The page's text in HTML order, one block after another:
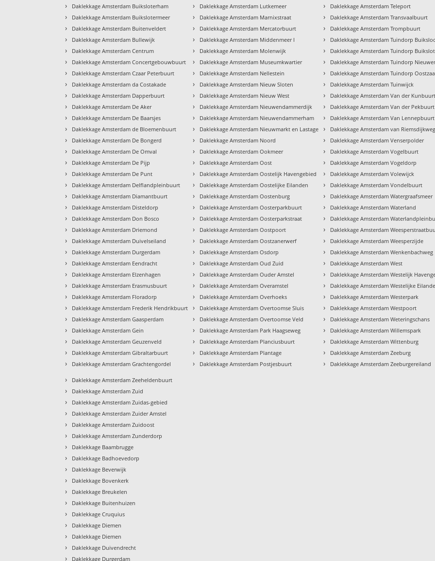
› Daklekkage Amsterdam Buiksloterham
› Daklekkage Amsterdam Buikslotermeer
› Daklekkage Amsterdam Buitenveldert
› Daklekkage Amsterdam Bullewijk
› Daklekkage Amsterdam Centrum
› Daklekkage Amsterdam Concertgebouwbuurt
› Daklekkage Amsterdam Czaar Peterbuurt
› Daklekkage Amsterdam da Costakade
› Daklekkage Amsterdam Dapperbuurt
› Daklekkage Amsterdam De Aker
› Daklekkage Amsterdam De Baarsjes
› Daklekkage Amsterdam de Bloemenbuurt
› Daklekkage Amsterdam De Bongerd
› Daklekkage Amsterdam De Omval
› Daklekkage Amsterdam De Pijp
› Daklekkage Amsterdam De Punt
› Daklekkage Amsterdam Delflandpleinbuurt
› Daklekkage Amsterdam Diamantbuurt
› Daklekkage Amsterdam Disteldorp
› Daklekkage Amsterdam Don Bosco
› Daklekkage Amsterdam Driemond
› Daklekkage Amsterdam Duivelseiland
› Daklekkage Amsterdam Durgerdam
› Daklekkage Amsterdam Eendracht
› Daklekkage Amsterdam Elzenhagen
› Daklekkage Amsterdam Erasmusbuurt
› Daklekkage Amsterdam Floradorp
› Daklekkage Amsterdam Frederik Hendrikbuurt
› Daklekkage Amsterdam Gaasperdam
› Daklekkage Amsterdam Gein
› Daklekkage Amsterdam Geuzenveld
› Daklekkage Amsterdam Gibraltarbuurt
› Daklekkage Amsterdam Grachtengordel
› Daklekkage Amsterdam Lutkemeer
› Daklekkage Amsterdam Marnixstraat
› Daklekkage Amsterdam Mercatorbuurt
› Daklekkage Amsterdam Middenmeer I
› Daklekkage Amsterdam Molenwijk
› Daklekkage Amsterdam Museumkwartier
› Daklekkage Amsterdam Nellestein
› Daklekkage Amsterdam Nieuw Sloten
› Daklekkage Amsterdam Nieuw West
› Daklekkage Amsterdam Nieuwendammerdijk
› Daklekkage Amsterdam Nieuwendammerham
› Daklekkage Amsterdam Nieuwmarkt en Lastage
› Daklekkage Amsterdam Noord
› Daklekkage Amsterdam Ookmeer
› Daklekkage Amsterdam Oost
› Daklekkage Amsterdam Oostelijk Havengebied
› Daklekkage Amsterdam Oostelijke Eilanden
› Daklekkage Amsterdam Oostenburg
› Daklekkage Amsterdam Oosterparkbuurt
› Daklekkage Amsterdam Oosterparkstraat
› Daklekkage Amsterdam Oostpoort
› Daklekkage Amsterdam Oostzanerwerf
› Daklekkage Amsterdam Osdorp
› Daklekkage Amsterdam Oud Zuid
› Daklekkage Amsterdam Ouder Amstel
› Daklekkage Amsterdam Overamstel
› Daklekkage Amsterdam Overhoeks
› Daklekkage Amsterdam Overtoomse Sluis
› Daklekkage Amsterdam Overtoomse Veld
› Daklekkage Amsterdam Park Haagseweg
› Daklekkage Amsterdam Planciusbuurt
› Daklekkage Amsterdam Plantage
› Daklekkage Amsterdam Postjesbuurt
› Daklekkage Amsterdam Teleport
› Daklekkage Amsterdam Transvaalbuurt
› Daklekkage Amsterdam Trompbuurt
› Daklekkage Amsterdam Tuindorp
› Daklekkage Amsterdam Tuindorp
› Daklekkage Amsterdam Tuindorp
› Daklekkage Amsterdam Tuindorp
› Daklekkage Amsterdam Tuinwijck
› Daklekkage Amsterdam Van der Kunbuurt
› Daklekkage Amsterdam Van der Pekbuurt
› Daklekkage Amsterdam Van Lennepbuurt
› Daklekkage Amsterdam van Riemsdijkweg
› Daklekkage Amsterdam Venserpolder
› Daklekkage Amsterdam Vogelbuurt
› Daklekkage Amsterdam Vogeldorp
› Daklekkage Amsterdam Volewijck
› Daklekkage Amsterdam Vondelbuurt
› Daklekkage Amsterdam Watergraafsmeer
› Daklekkage Amsterdam Waterland
› Daklekkage Amsterdam
› Daklekkage Amsterdam
› Daklekkage Amsterdam Weesperzijde
› Daklekkage Amsterdam Wenkenbachweg
› Daklekkage Amsterdam West
› Daklekkage Amsterdam Westelijk
› Daklekkage Amsterdam Westelijke
› Daklekkage Amsterdam Westerpark
› Daklekkage Amsterdam Westpoort
› Daklekkage Amsterdam Weteringschans
› Daklekkage Amsterdam Willemspark
› Daklekkage Amsterdam Wittenburg
› Daklekkage Amsterdam Zeeburg
› Daklekkage Amsterdam Zeeburgereiland
› Daklekkage Amsterdam Zeeheldenbuurt
› Daklekkage Amsterdam Zuid
› Daklekkage Amsterdam Zuidas-gebied
› Daklekkage Amsterdam Zuider Amstel
› Daklekkage Amsterdam Zuidoost
› Daklekkage Amsterdam Zunderdorp
› Daklekkage Baambrugge
› Daklekkage Badhoevedorp
› Daklekkage Beverwijk
› Daklekkage Bovenkerk
› Daklekkage Breukelen
› Daklekkage Buitenhuizen
› Daklekkage Cruquius
› Daklekkage Diemen
› Daklekkage Diemen
› Daklekkage Duivendrecht
› Daklekkage Durgerdam